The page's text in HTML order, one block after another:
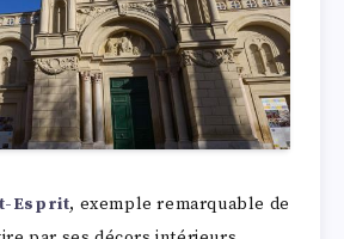
Esprit, exemple remarquable de